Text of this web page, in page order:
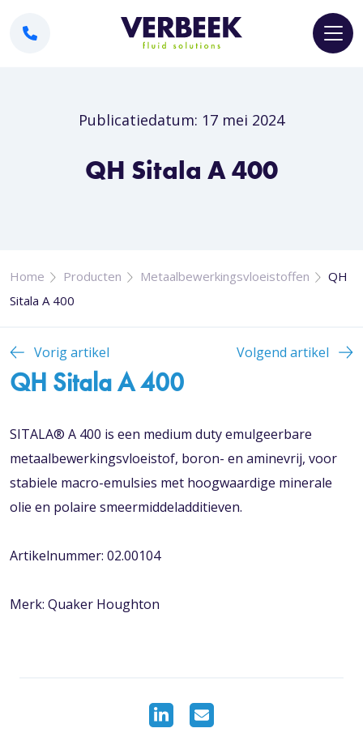
Publicatiedatum: 17 mei 2024
QH Sitala A 400
Home Producten Metaalbewerkingsvloeistoffen
QH
Sitala A 400
Vorig artikel Volgend artikel
QH Sitala A 400
SITALA® A 400 is een medium duty emulgeerbare
metaalbewerkingsvloeistof, boron- en aminevrij, voor
stabiele macro-emulsies met hoogwaardige minerale
olie en polaire smeermiddeladditieven.
Artikelnummer: 02.00104
Merk: Quaker Houghton